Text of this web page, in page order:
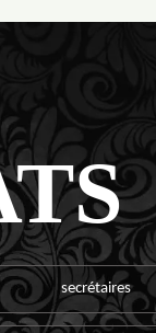
secrétaires